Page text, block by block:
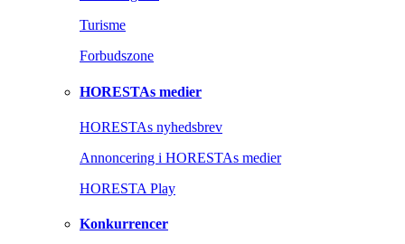
Turisme
Forbudszone
HORESTAs medier
HORESTAs nyhedsbrev
Annoncering i HORESTAs medier
HORESTA Play
Konkurrencer